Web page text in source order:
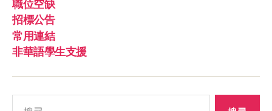
職位空缺
招標公告
常用連結
非華語學生支援